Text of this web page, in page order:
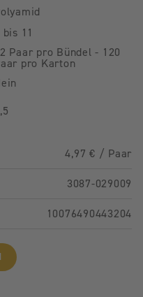
bis 11
Paar pro Bündel - 120
pro Karton
4,97 € / Paar
3087-029009
10076490443204